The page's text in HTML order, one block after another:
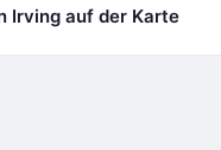
Irving auf der Karte